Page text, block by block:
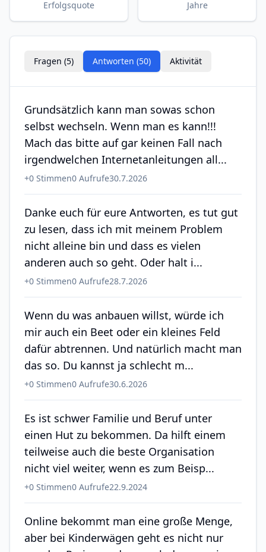
Erfolgsquote Jahre
Fragen (5) Antworten (50) Aktivität
Grundsätzlich kann man sowas schon
selbst wechseln. Wenn man es kann!!!
Mach das bitte auf gar keinen Fall nach
irgendwelchen Internetanleitungen all...
+0 Stimmen0 Aufrufe30.7.2026
Danke euch für eure Antworten, es tut gut
zu lesen, dass ich mit meinem Problem
nicht alleine bin und dass es vielen
anderen auch so geht. Oder halt i...
+0 Stimmen0 Aufrufe28.7.2026
Wenn du was anbauen willst, würde ich
mir auch ein Beet oder ein kleines Feld
dafür abtrennen. Und natürlich macht man
das so. Du kannst ja schlecht m...
+0 Stimmen0 Aufrufe30.6.2026
Es ist schwer Familie und Beruf unter
einen Hut zu bekommen. Da hilft einem
teilweise auch die beste Organisation
nicht viel weiter, wenn es zum Beisp...
+0 Stimmen0 Aufrufe22.9.2024
Online bekommt man eine große Menge,
aber bei Kinderwägen geht es nicht nur